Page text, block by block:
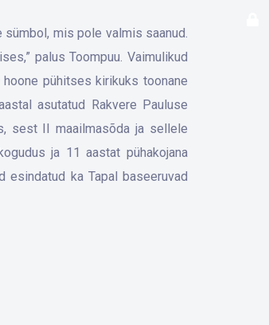
sümbol, mis pole valmis saanud.
palus Toompuu. Vaimulikud
pühitses kirikuks toonane
asutatud Rakvere Pauluse
sest II maailmasõda ja sellele
ja 11 aastat pühakojana
ka Tapal baseeruvad